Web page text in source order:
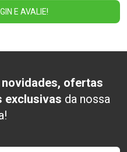
E AVALIE!
novidades, ofertas
exclusivas da nossa